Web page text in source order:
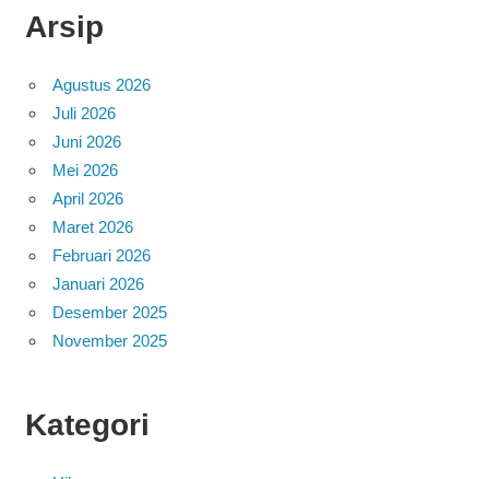
Arsip
Agustus 2026
Juli 2026
Juni 2026
Mei 2026
April 2026
Maret 2026
Februari 2026
Januari 2026
Desember 2025
November 2025
Kategori